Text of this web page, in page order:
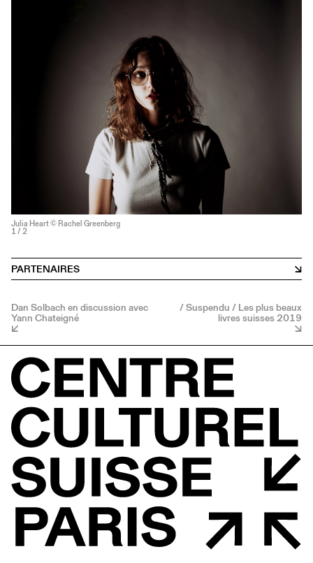
Julia Heart © Rachel Greenberg
1 / 2
PARTENAIRES
Dan Solbach en discussion avec
Yann Chateigné
/ Suspendu / Les plus beaux
livres suisses 2019